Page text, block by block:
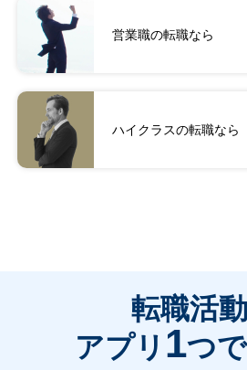
営業職の転職なら
ハイクラスの転職なら
転職活
アプリ 1つ